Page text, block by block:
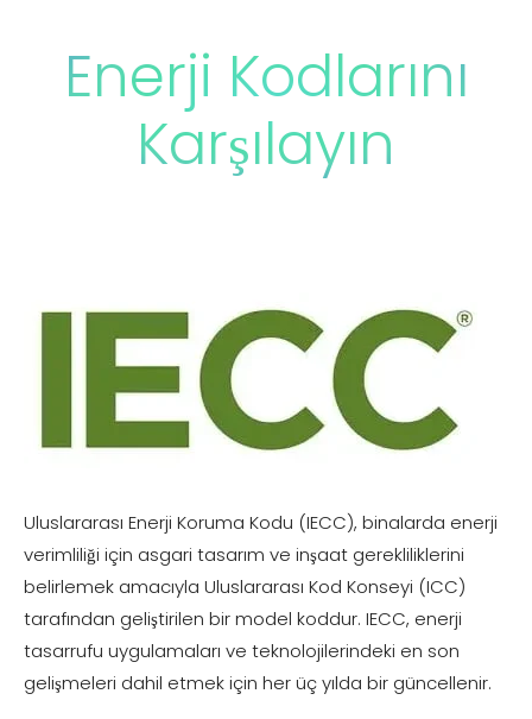
Enerji Kodlarını
Karşılayın
Uluslararası Enerji Koruma Kodu (IECC), binalarda enerji
verimliliği için asgari tasarım ve inşaat gerekliliklerini
belirlemek amacıyla Uluslararası Kod Konseyi (ICC)
tarafından geliştirilen bir model koddur. IECC, enerji
tasarrufu uygulamaları ve teknolojilerindeki en son
gelişmeleri dahil etmek için her üç yılda bir güncellenir.